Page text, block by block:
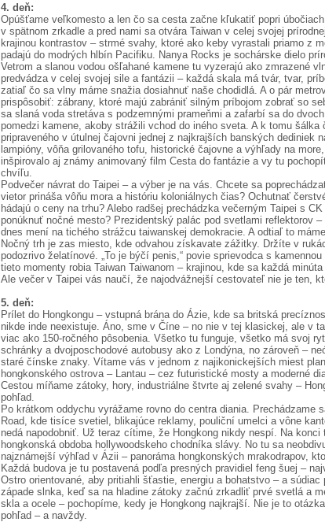
4. deň:
Opúšťame veľkomesto a len čo sa cesta začne kľukatiť popri
v spätnom zrkadle a pred nami sa otvára Taiwan v celej svojej
krajinou kontrastov – strmé svahy, ktoré ako keby vyrastali priamo z
padajú do modrých hlbín Pacifiku. Nanya Rocks je sochárske dielo
Vetrom a slanou vodou ošľahané kamene tu vyzerajú ako zmrazené
predvádza v celej svojej sile a fantázii – každá skala má tvár, tvar,
zatiaľ čo sa vlny márne snažia dosiahnuť naše chodidlá. A o pár
prispôsobiť: zábrany, ktoré majú zabrániť silným príbojom zobrať so
sa slaná voda stretáva s podzemnými prameňmi a zafarbí sa do
pomedzi kamene, akoby strážili vchod do iného sveta. A k tomu šálka
pripraveného v útulnej čajovni jednej z najkrajších banských dediniek
lampióny, vôňa grilovaného tofu, historické čajovne a výhľady na
inšpirovalo aj známy animovaný film Cesta do fantázie a vy tu
chvíľu.
Podvečer návrat do Taipei – a výber je na vás. Chcete sa
vietor prináša vôňu mora a históriu koloniálnych čias? Ochutnať
hádajú o ceny na trhu? Alebo radšej prechádzka večerným Taipei s
ponúknuť nočné mesto? Prezidentský palác pod svetlami reflektorov
dnes mení na tichého strážcu taiwanskej demokracie. A odtiaľ to
Nočný trh je zas miesto, kde odvahou získavate zážitky. Držíte v
podozrivo želatínové. „To je býčí penis,“ povie sprievodca s
tieto momenty robia Taiwan Taiwanom – krajinou, kde sa každá
Ale večer v Taipei vás naučí, že najodvážnejší cestovateľ nie je ten,
5. deň:
Prílet do Hongkongu – vstupná brána do Ázie, kde sa britská
nikde inde neexistuje. Áno, sme v Číne – no nie v tej klasickej, ale v
viac ako 150-ročného pôsobenia. Všetko tu funguje, všetko má svoj
schránky a dvojposchodové autobusy ako z Londýna, no zároveň –
staré čínske znaky. Vítame vás v jednom z najikonickejších miest
hongkonského ostrova – Lantau – cez futuristické mosty a moderné
Cestou míňame zátoky, hory, industriálne štvrte aj zelené svahy –
pohľad.
Po krátkom oddychu vyrážame rovno do centra diania. Prechádzame
Road, kde tisíce svetiel, blikajúce reklamy, pouliční umelci a vône
nedá napodobniť. Už teraz cítime, že Hongkong nikdy nespí. Na
hongkonská obdoba hollywoodskeho chodníka slávy. No tu sa
najznámejší výhľad v Ázii – panoráma hongkonských mrakodrapov,
Každá budova je tu postavená podľa presných pravidiel feng šuej –
Ostro orientované, aby pritiahli šťastie, energiu a bohatstvo – a
západe slnka, keď sa na hladine zátoky začnú zrkadliť prvé svetlá a
skla a ocele – pochopíme, kedy je Hongkong najkrajší. Nie je to
pohľad – a navždy.